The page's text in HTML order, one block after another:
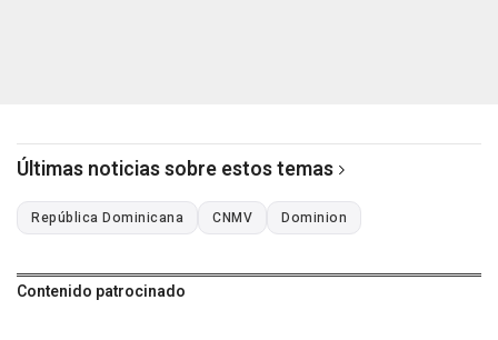
Últimas noticias sobre estos temas
República Dominicana CNMV Dominion
Contenido patrocinado